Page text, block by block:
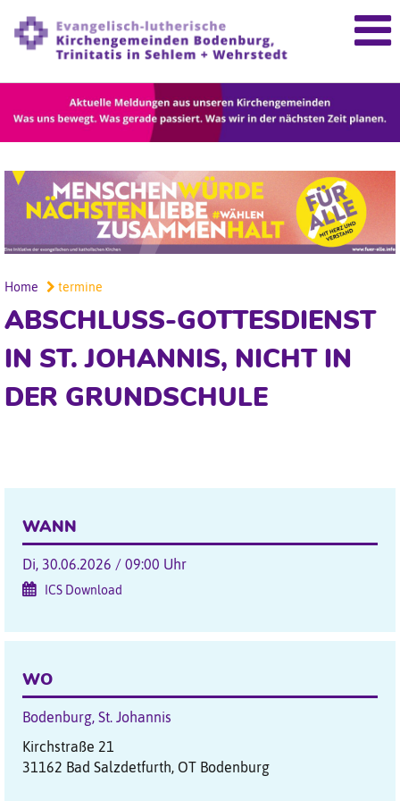
Home termine
ABSCHLUSS-GOTTESDIENST
IN ST. JOHANNIS, NICHT IN
DER GRUNDSCHULE
WANN
Di, 30.06.2026 / 09:00 Uhr
ICS Download
WO
Bodenburg, St. Johannis
Kirchstraße 21
31162 Bad Salzdetfurth, OT Bodenburg